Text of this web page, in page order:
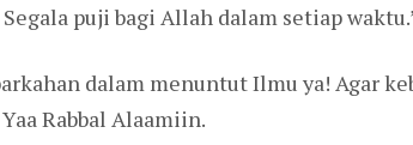
puji bagi Allah dalam setiap
dalam menuntut Ilmu ya! Agar
Rabbal Alaamiin.